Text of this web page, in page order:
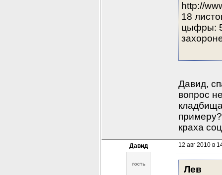
http://
18
цыфры:
Давид,
вопрос
краха
Давид 12 авг 2010 в
Лев